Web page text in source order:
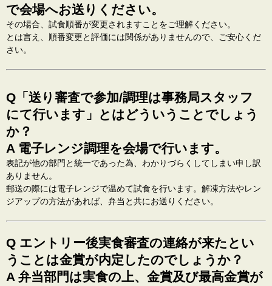
で会場へお送りください。
その場合、試食順番が変更されますことをご理解ください。
とは言え、順番変更と評価には関係がありませんので、ご安心くだ
さい。
Q「送り審査で参加/調理は事務局スタッフ
にて行います」とはどういうことでしょう
か？
A 電子レンジ調理を会場で行います。
表記が他の部門と統一であった為、わかりづらくしてしまい申し訳
ありません。
郵送の際には電子レンジで温めて試食を行います。解凍方法やレン
ジアップの方法があれば、弁当と共にお送りください。
Q エントリー後実食審査の連絡が来たとい
うことは金賞が内定したのでしょうか？
A 弁当部門は実食の上、金賞及び最高金賞が